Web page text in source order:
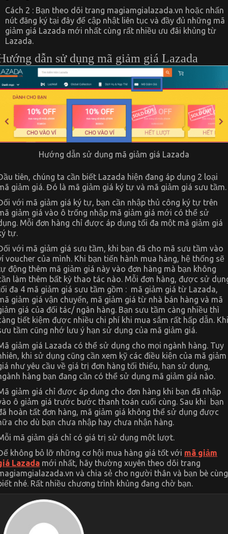
Cách 2 : Bạn theo dõi trang magiamgialazada.vn hoặc nhấn
nút đăng ký tại đây để cập nhật liên tục và đầy đủ những mã
giảm giá Lazada mới nhất cùng rất nhiều ưu đãi khủng từ
Lazada.
dẫn sử dụng mã giảm giá Lazada
Hướng dẫn sử dụng mã giảm giá Lazada
tiên, chúng ta cần biết Lazada hiện đang áp dụng 2 loại
giảm giá. Đó là mã giảm giá ký tự và mã giảm giá sưu tầm.
với mã giảm giá ký tự, bạn cần nhập thủ công ký tự trên
giảm giá vào ô trống nhập mã giảm giá mới có thể sử
Mỗi đơn hàng chỉ được áp dụng tối đa một mã giảm giá
tự.
với mã giảm giá sưu tầm, khi bạn đã cho mã sưu tầm vào
voucher của mình. Khi bạn tiến hành mua hàng, hệ thống sẽ
động thêm mã giảm giá này vào đơn hàng mà bạn không
làm thêm bất kỳ thao tác nào. Mỗi đơn hàng, được sử
đa 4 mã giảm giá sưu tầm gồm : mã giảm giá từ Lazada,
giảm giá vận chuyển, mã giảm giá từ nhà bán hàng và mã
giá của đối tác/ ngân hàng. Bạn sưu tầm càng nhiều thì
tiết kiệm được nhiều chi phí khi mua sắm rất hấp dẫn. Khi
tầm cũng nhớ lưu ý hạn sử dụng của mã giảm giá.
giảm giá Lazada có thể sử dụng cho mọi ngành hàng. Tuy
khi sử dụng cũng cần xem kỹ các điều kiện của mã giảm
như yêu cầu về giá trị đơn hàng tối thiểu, hạn sử dụng,
hàng bạn đang cần có thể sử dụng mã giảm giá nào.
giảm giá chỉ được áp dụng cho đơn hàng khi bạn đã nhập
ô giảm giá trước bước thanh toán cuối cùng. Sau khi bạn
hoàn tất đơn hàng, mã giảm giá không thể sử dụng được
cho dù bạn chưa nhập hay chưa nhận hàng.
mã giảm giá chỉ có giá trị sử dụng một lượt.
không bỏ lỡ những cơ hội mua hàng giá tốt với mã giảm
Lazada mới nhất, hãy thường xuyên theo dõi trang
và chia sẻ cho người thân và bạn bè cùng
nhé. Rất nhiều chương trình khủng đang chờ bạn.